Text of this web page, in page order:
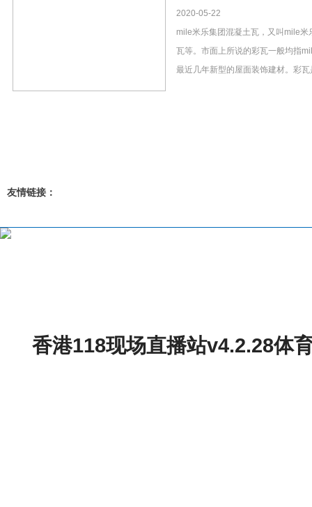
2020-05-22
mile米乐集团混凝土瓦，又叫mile米
瓦等。市面上所说的彩瓦一般均指
最近几年新型的屋面装饰建材。彩
友情链接：
香港118现场直播站v4.2.28体